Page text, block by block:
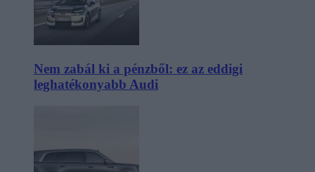
Nem zabál ki a pénzből: ez az eddigi
leghatékonyabb Audi